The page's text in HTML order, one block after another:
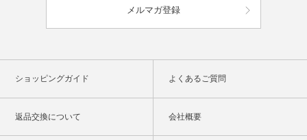
メルマガ登録
ショッピングガイド よくあるご質問
返品交換について 会社概要